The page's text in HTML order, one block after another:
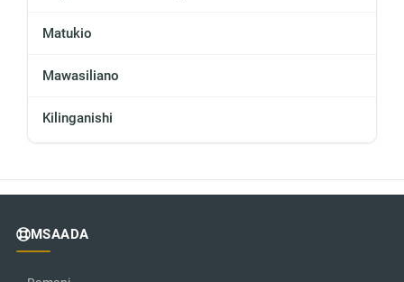
Matukio
Mawasiliano
Kilinganishi
MSAADA